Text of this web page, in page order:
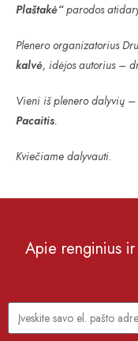
Plaštakė“parodos
Plenero organizatorius
kalvė, idėjos autorius –
Vieni iš plenero dalyvių
Pacaitis.
Kviečiame dalyvauti.
Apie renginius